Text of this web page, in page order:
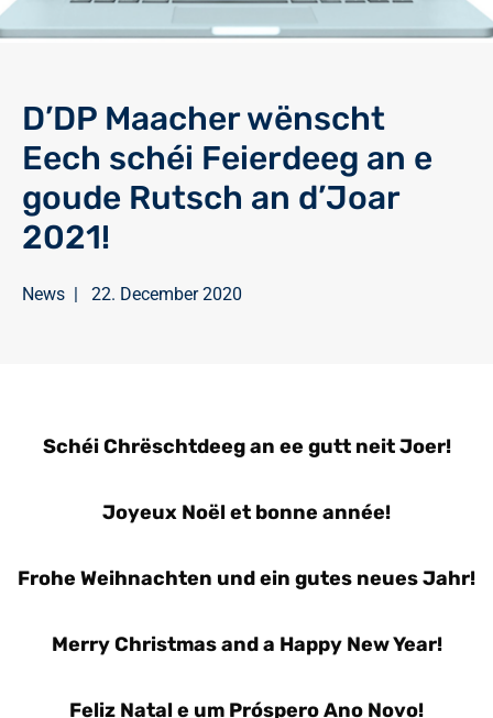
D’DP Maacher wënscht
Eech schéi Feierdeeg an e
goude Rutsch an d’Joar
2021!
News | 22. December 2020
Schéi Chrëschtdeeg an ee gutt neit Joer!
Joyeux Noël et bonne année!
Frohe Weihnachten und ein gutes neues Jahr!
Merry Christmas and a Happy New Year!
Feliz Natal e um Próspero Ano Novo!